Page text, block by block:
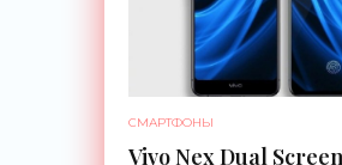
СМАРТФОНЫ
Vivo Nex Dual